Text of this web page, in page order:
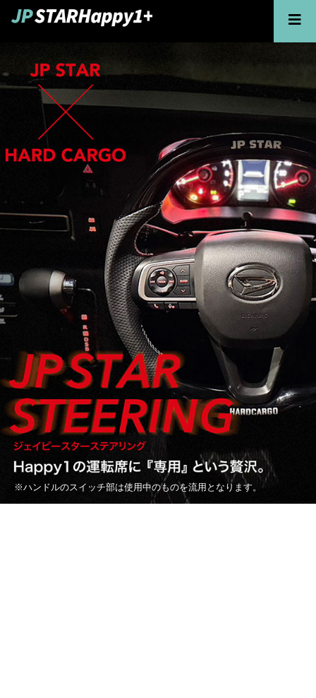
※ハンドルのスイッチ部は使用中のものを流用となります。